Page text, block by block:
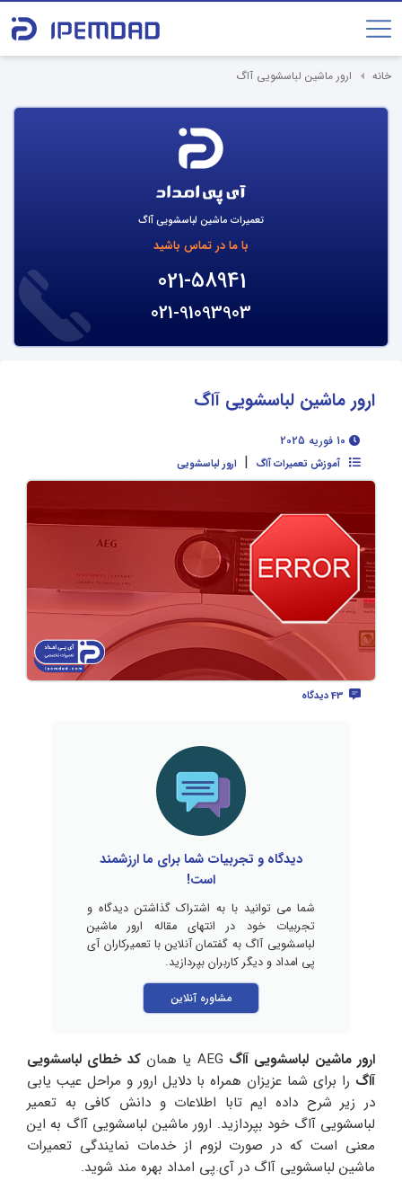
خانه ارور ماشین لباسشویی آاگ
تعمیرات ماشین لباسشویی آاگ
با ما در تماس باشید
021-58941
021-91093903
ارور ماشین لباسشویی آاگ
آموزش تعمیرات آاگ | ارور لباسشویی
دیدگاه و تجربیات شما برای ما ارزشمند
است!
شما می توانید با به اشتراک گذاشتن دیدگاه و
تجربیات خود در انتهای مقاله ارور ماشین
لباسشویی آاگ به گفتمان آنلاین با تعمیرکاران آی
پی امداد و دیگر کاربران بپردازید.
مشاوره آنلاین
ارور ماشین لباسشویی آاگ
کد خطای لباسشویی
آاگ را برای شما عزیزان همراه با دلایل ارور و مراحل عیب یابی
در زیر شرح داده ایم تابا اطلاعات و دانش کافی به تعمیر
لباسشویی آاگ خود بپردازید. ارور ماشین لباسشویی آاگ به این
معنی است که در صورت لزوم از خدمات نمایندگی تعمیرات
ماشین لباسشویی آاگ در آی.پی امداد بهره مند شوید.